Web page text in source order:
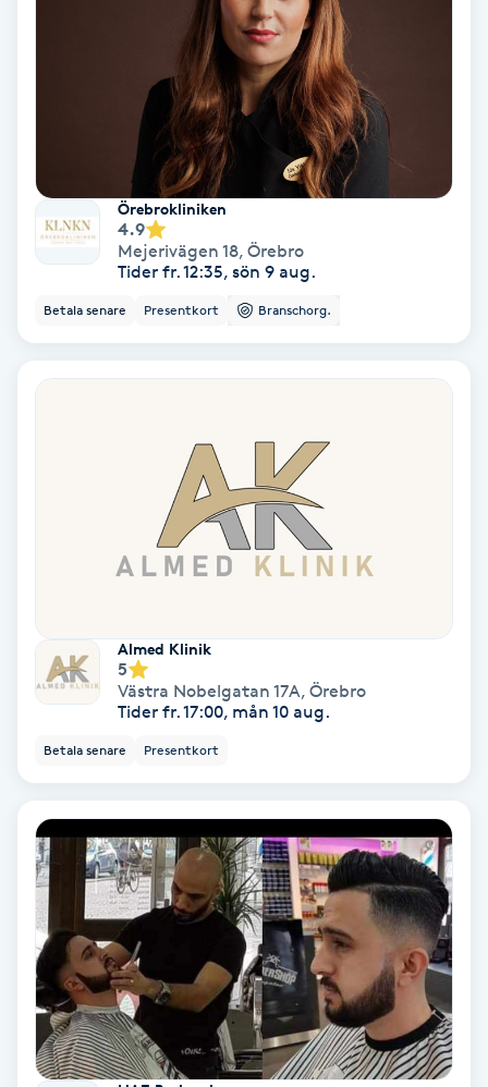
Permanent ögonbrynsmakeup
Personal shopper
Personlig tränare
Picolaser
Pigmentbehandling
PRP (Platelet Rich Plasma)
PRX-T33
Radiofrekvens
Rakning
Reflexologi
Örebrokliniken
4.9
Mejerivägen 18, Örebro
Tider fr. 12:35, sön 9 aug.
Betala senare Presentkort Branschorg.
Almed Klinik
5
Västra Nobelgatan 17A, Örebro
Tider fr. 17:00, mån 10 aug.
Betala senare Presentkort